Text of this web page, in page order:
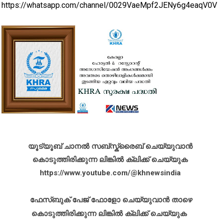
https://whatsapp.com/channel/0029VaeMpf2JENy6g4eaqV0V
യൂട്യൂബ് ചാനൽ സബ്സ്ക്രൈബ് ചെയ്യുവാൻ
കൊടുത്തിരിക്കുന്ന ലിങ്കിൽ ക്ലിക്ക് ചെയ്യുക
https://www.youtube.com/@khnewsindia
ഫേസ്ബുക് പേജ് ഫോളോ ചെയ്യുവാൻ താഴെ
കൊടുത്തിരിക്കുന്ന ലിങ്കിൽ ക്ലിക്ക് ചെയ്യുക